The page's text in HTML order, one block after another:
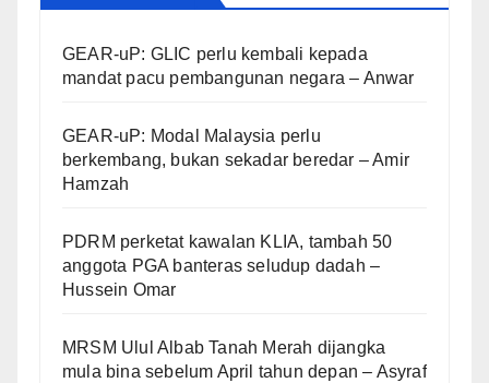
GEAR-uP: GLIC perlu kembali kepada
mandat pacu pembangunan negara – Anwar
GEAR-uP: Modal Malaysia perlu
berkembang, bukan sekadar beredar – Amir
Hamzah
PDRM perketat kawalan KLIA, tambah 50
anggota PGA banteras seludup dadah –
Hussein Omar
MRSM Ulul Albab Tanah Merah dijangka
mula bina sebelum April tahun depan – Asyraf